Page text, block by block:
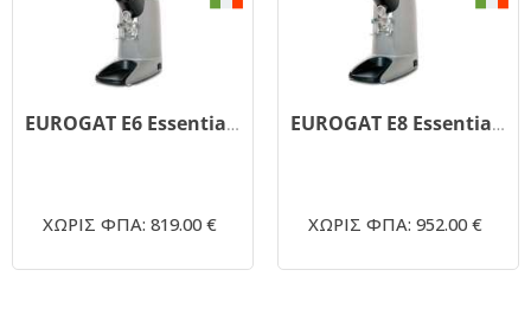
EUROGAT E6 Essential - On demand μύλος άλεσης καφέ
ΧΩΡΙΣ ΦΠΑ: 819.00 €
EUROGAT E8 Essential - On demand μύλος άλεσης καφέ
ΧΩΡΙΣ ΦΠΑ: 952.00 €